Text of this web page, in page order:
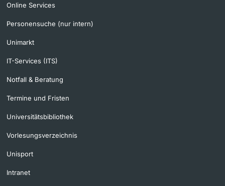
Online Services
Personensuche (nur intern)
Unimarkt
IT-Services (ITS)
Notfall & Beratung
Termine und Fristen
Universitätsbibliothek
Vorlesungsverzeichnis
Unisport
Intranet